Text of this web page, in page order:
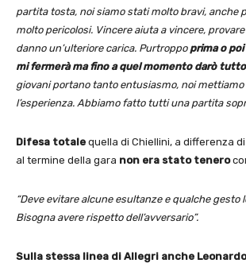
partita tosta, noi siamo stati molto bravi, anche
molto pericolosi. Vincere aiuta a vincere,
danno un’ulteriore carica. Purtroppo prima o
mi fermerà ma fino a quel momento darò
giovani portano tanto entusiasmo, noi mettiamo
l’esperienza. Abbiamo fatto tutti una partita
Difesa totale quella di Chiellini, a differenza
al termine della gara non era stato tenero
“Deve evitare alcune esultanze e qualche gesto
Bisogna avere rispetto dell’avversario”.
Sulla stessa linea di Allegri anche